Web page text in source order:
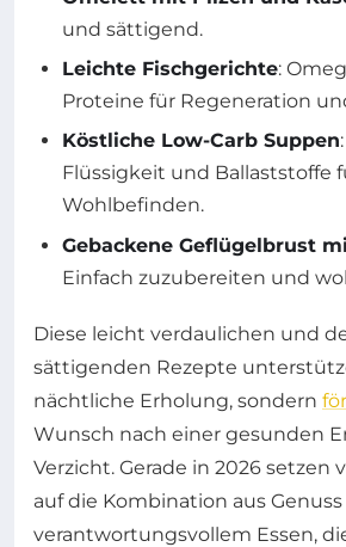
und sättigend.
Leichte Fischgerichte:
Proteine für Regeneration
Köstliche Low-Carb Suppen
Flüssigkeit und Ballaststoffe
Wohlbefinden.
Gebackene Geflügelbrust
Einfach zuzubereiten und
Diese leicht verdaulichen und
sättigenden Rezepte
nächtliche Erholung, sondern
Wunsch nach einer gesunden
Verzicht. Gerade in 2026 setzen
auf die Kombination aus
verantwortungsvollem Essen,